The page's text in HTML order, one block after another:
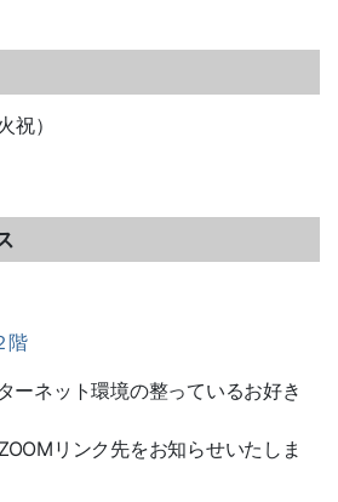
祝）
階
ーネット環境の整っているお好き
リンク先をお知らせいたしま